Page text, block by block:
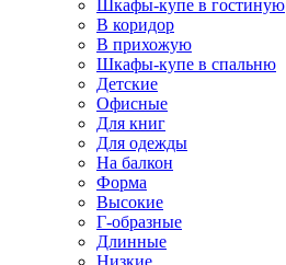
Шкафы-купе в гостиную
В коридор
В прихожую
Шкафы-купе в спальню
Детские
Офисные
Для книг
Для одежды
На балкон
Форма
Высокие
Г-образные
Длинные
Низкие